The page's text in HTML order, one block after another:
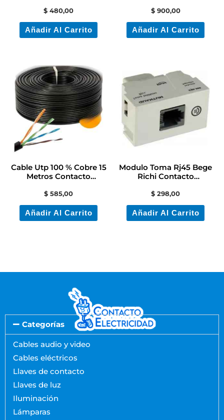
$ 480,00
Añadir Al Carrito
$900,00
Añadir Al Carrito
Cable Utp 100 % Cobre 15
Metros Contacto
$ 585,00
Añadir Al Carrito
Modulo Toma Rj45 Bege
Richi Contacto
$ 298,00
Añadir Al Carrito
Categorías
Cables audio y video
Cables eléctricos
Llaves de contacto
Llaves de luz
Iluminación
Lámparas